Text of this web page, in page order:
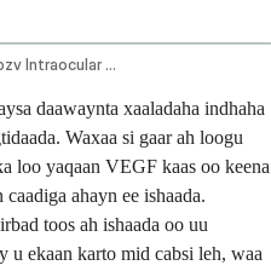
Aflibercept Abzv Intraocular Route
daawaynta xaaladaha indhaha
Waxaa si gaar ah loogu
loo yaqaan VEGF kaas oo keena
ahayn ee ishaada.
toos ah ishaada oo uu
u ekaan karto mid cabsi leh, waa